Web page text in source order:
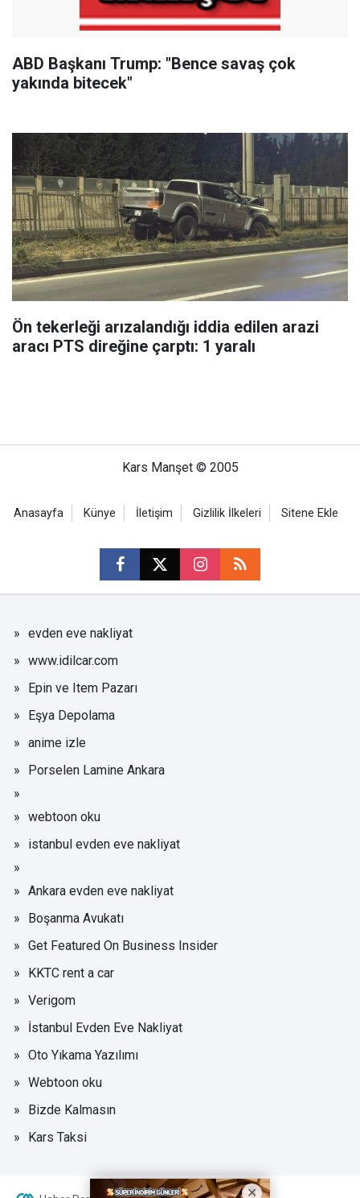
ABD Başkanı Trump: "Bence savaş çok
yakında bitecek"
Ön tekerleği arızalandığı iddia edilen arazi
aracı PTS direğine çarptı: 1 yaralı
Kars Manşet © 2005
Anasayfa Künye İletişim Gizlilik İlkeleri Sitene Ekle
evden eve nakliyat
www.idilcar.com
Epin ve Item Pazarı
Eşya Depolama
anime izle
Porselen Lamine Ankara
webtoon oku
istanbul evden eve nakliyat
Ankara evden eve nakliyat
Boşanma Avukatı
Get Featured On Business Insider
KKTC rent a car
Verigom
İstanbul Evden Eve Nakliyat
Oto Yıkama Yazılımı
Webtoon oku
Bizde Kalmasın
Kars Taksi